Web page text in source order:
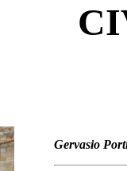
Gervasio